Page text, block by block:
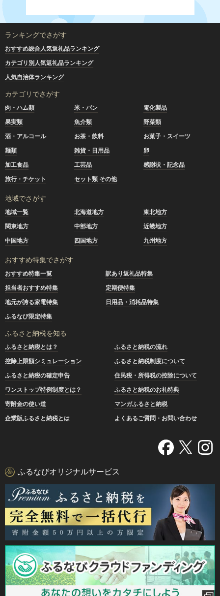
ランキングでさがす
おすすめ総合人気返礼品ランキング
カテゴリ別人気返礼品ランキング
人気自治体ランキング
カテゴリでさがす
肉・ハム類 米・パン
電化製品
果実類
魚介類
野菜類
酒・アルコール
お茶・飲料
お菓子・スイーツ
麺類
雑貨・日用品
卵
加工食品
工芸品
感謝状・記念品
旅行・チケット
セット類 その他
地域でさがす
地域一覧 北海道地方
東北地方
関東地方
中部地方
近畿地方
中国地方
四国地方 九州地方
おすすめ特集でさがす
おすすめ特集一覧
訳あり返礼品特集
担当者おすすめ特集
定期便特集
地元が誇る家電特集
日用品・消耗品特集
ふるなび限定特集
ふるさと納税を知る
ふるさと納税とは？
ふるさと納税の流れ
控除上限額シミュレーション
ふるさと納税制度について
ふるさと納税の確定申告
住民税・所得税の控除について
ワンストップ特例制度とは？
ふるさと納税のお礼特典
寄附金の使い道
マンガふるさと納税
企業版ふるさと納税とは
よくあるご質問・お問い合わせ
ふるなびオリジナルサービス